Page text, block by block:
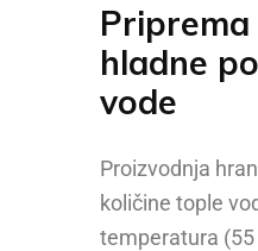
hladne
vode
Proizvodnja
količine tople
temperatura (55